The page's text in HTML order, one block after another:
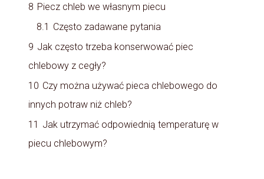
8 Piecz chleb we własnym piecu
8.1 Często zadawane pytania
9 Jak często trzeba konserwować piec
chlebowy z cegły?
10 Czy można używać pieca chlebowego do
innych potraw niż chleb?
11 Jak utrzymać odpowiednią temperaturę w
piecu chlebowym?